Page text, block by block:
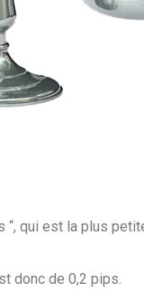
qui est la plus
donc de 0,2 pips.